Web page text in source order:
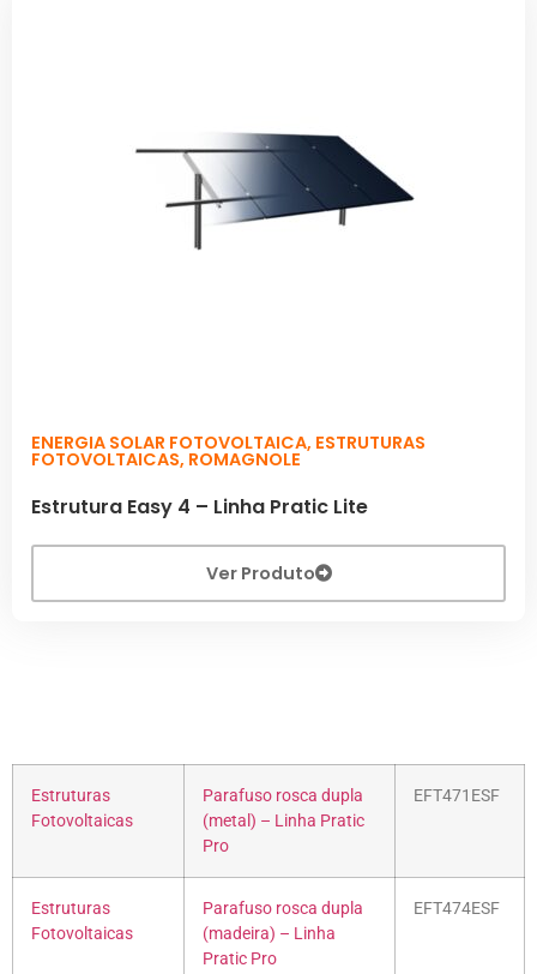
ENERGIA SOLAR FOTOVOLTAICA, ESTRUTURAS
FOTOVOLTAICAS, ROMAGNOLE
Estrutura Easy 4 – Linha Pratic Lite
Ver Produto
Estruturas
Fotovoltaicas
Parafuso rosca dupla
(metal) – Linha Pratic
Pro
EFT471ESF
Estruturas
Fotovoltaicas
Parafuso rosca dupla
(madeira) – Linha
Pratic Pro
EFT474ESF